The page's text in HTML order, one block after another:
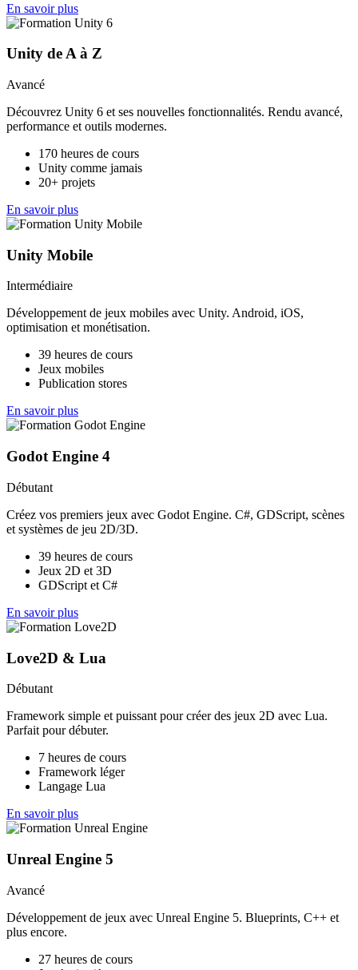
En savoir plus
Unity de A à Z
Avancé
Découvrez Unity 6 et ses nouvelles fonctionnalités. Rendu avancé,
performance et outils modernes.
170 heures de cours
Unity comme jamais
20+ projets
En savoir plus
Unity Mobile
Intermédiaire
Développement de jeux mobiles avec Unity. Android, iOS,
optimisation et monétisation.
39 heures de cours
Jeux mobiles
Publication stores
En savoir plus
Godot Engine 4
Débutant
Créez vos premiers jeux avec Godot Engine. C#, GDScript, scènes
et systèmes de jeu 2D/3D.
39 heures de cours
Jeux 2D et 3D
GDScript et C#
En savoir plus
Love2D & Lua
Débutant
Framework simple et puissant pour créer des jeux 2D avec Lua.
Parfait pour débuter.
7 heures de cours
Framework léger
Langage Lua
En savoir plus
Unreal Engine 5
Avancé
Développement de jeux avec Unreal Engine 5. Blueprints, C++ et
plus encore.
27 heures de cours